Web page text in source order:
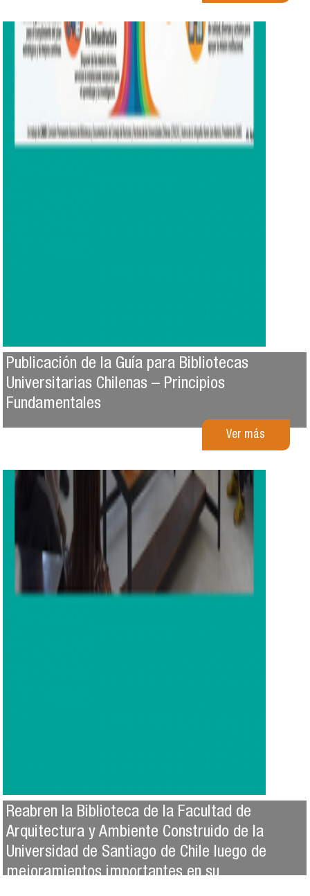
Publicación de la Guía para Bibliotecas
Universitarias Chilenas – Principios
Fundamentales
Ver más
Reabren la Biblioteca de la Facultad de
Arquitectura y Ambiente Construido de la
Universidad de Santiago de Chile luego de
mejoramientos importantes en su